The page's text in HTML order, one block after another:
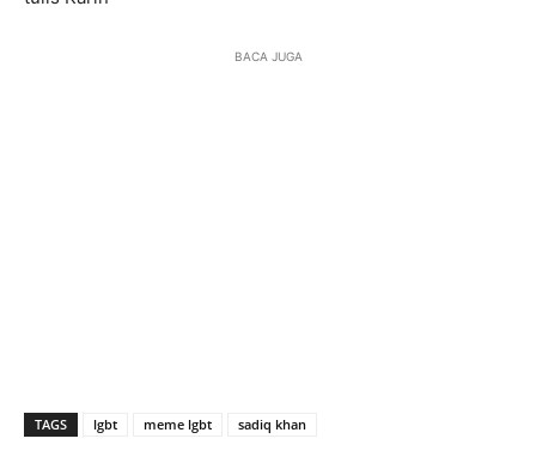
BACA JUGA
TAGS lgbt meme lgbt sadiq khan